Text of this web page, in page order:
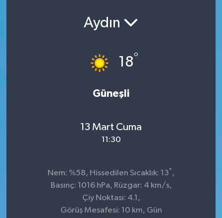
Aydın
18°
Güneşli
13 Mart Cuma
11:30
Nem: %58, Hissedilen Sıcaklık: 13° ,
Basınç: 1016 hPa, Rüzgar: 4 km/s,
Çiy Noktası: 4.1,
Görüş Mesafesi: 10 km, Gün